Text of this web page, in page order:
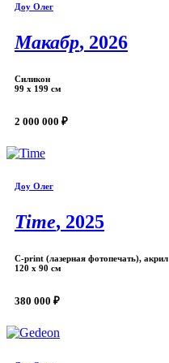
Доу Олег
Макабр, 2026
Силикон
99 х 199 см
2 000 000 ₽
Доу Олег
Time, 2025
С-print (лазерная фотопечать), акрил
120 х 90 см
380 000 ₽